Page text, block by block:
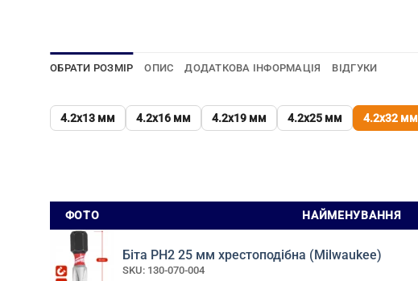
ОБРАТИ РОЗМІР ОПИС ДОДАТКОВА ІНФОРМАЦІЯ ВІДГУКИ
4.2х13 мм 4.2х16 мм 4.2х19 мм 4.2х25 мм 4.2х32 мм
ФОТО НАЙМЕНУВАННЯ
Біта РН2 25 мм хрестоподібна (Milwaukee)
SKU: 130-070-004